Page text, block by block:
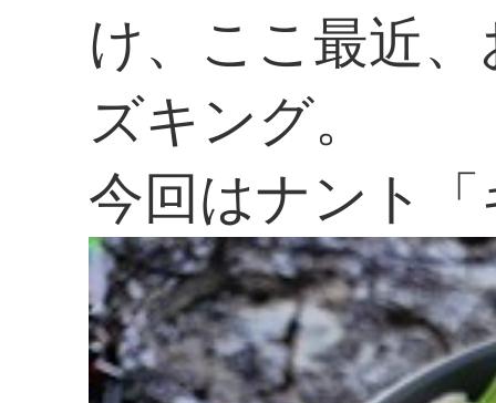
け、ここ最近
ズキング。
今回はナント